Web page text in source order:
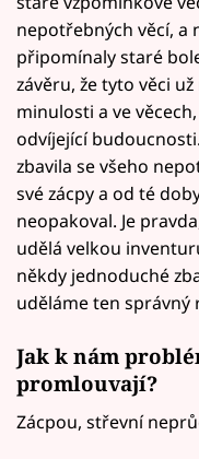
nepotřebných věcí, a
připomínaly staré
závěru, že tyto věci
minulosti a ve
odvíjející
zbavila se všeho
své zácpy a od té
neopakoval. Je
udělá velkou
někdy jednoduché
uděláme ten správný
Jak k nám
promlouvají?
Zácpou, střevní